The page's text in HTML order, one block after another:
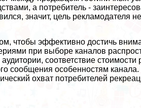
а потребитель -
значит, цель рекламодателя
чтобы эффективно достичь
при выборе каналов
соответствие
сообщения особенностям
охват потребителей